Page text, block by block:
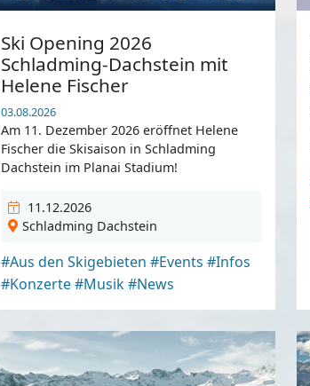
Ski Opening 2026
Schladming-Dachstein mit
Helene Fischer
03.08.2026
Am 11. Dezember 2026 eröffnet Helene
Fischer die Skisaison in Schladming
Dachstein im Planai Stadium!
11.12.2026
Schladming Dachstein
#Aus den Skigebieten #Events #Infos
#Konzerte#Musik#News